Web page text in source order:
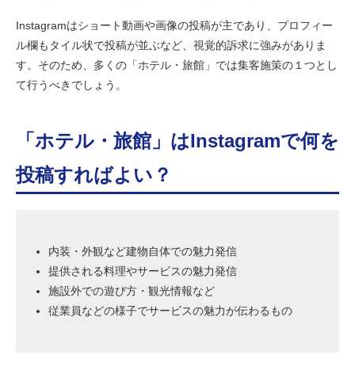
Instagramはショート動画や画像の投稿が主であり、プロフィー
ル欄もタイル状で投稿が並ぶなど、視覚的訴求に強みがありま
す。そのため、多くの「ホテル・旅館」では集客施策の１つとし
て行うべきでしょう。
「ホテル・旅館」はInstagramで何を
投稿すればよい？
内装・外観など建物自体での魅力発信
提供される料理やサービスの魅力発信
施設外での遊び方・観光情報など
従業員などの様子でサービスの魅力が伝わるもの